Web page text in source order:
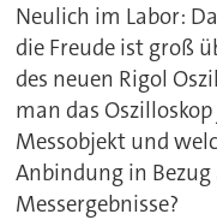
Neulich im Labor:
die Freude ist groß
des neuen Rigol
man das
Messobjekt und
Anbindung in
Messergebnisse?